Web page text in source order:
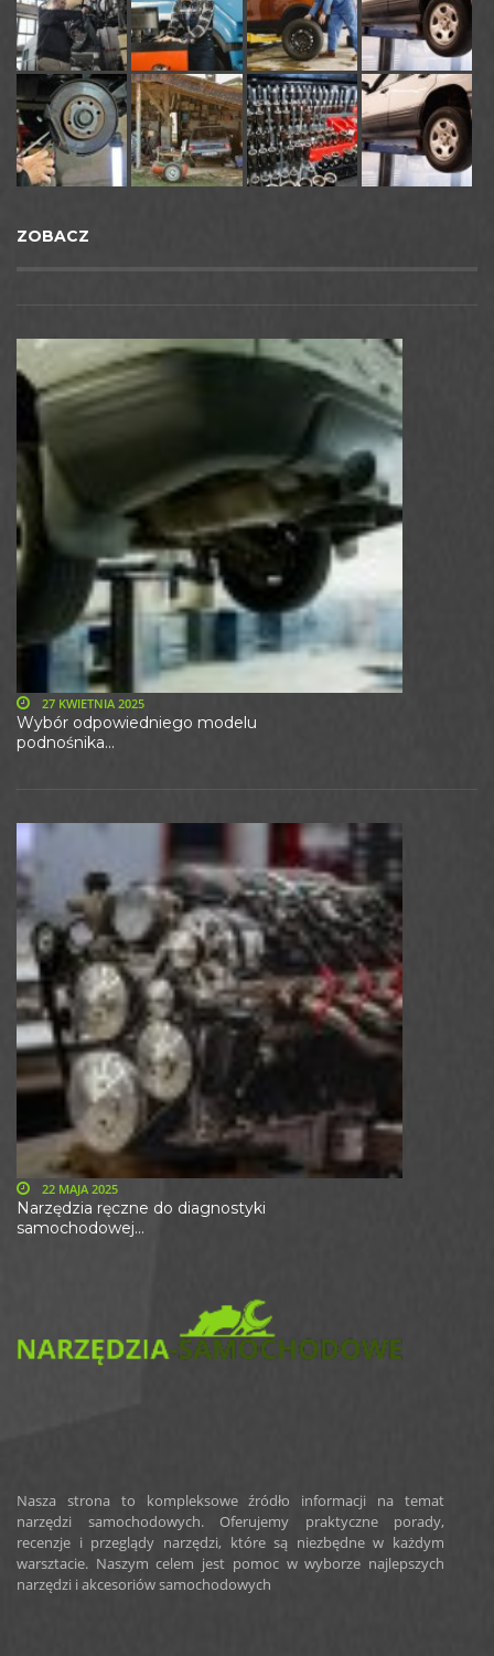
ZOBACZ
Wybór odpowiedniego modelu
podnośnika...
27 KWIETNIA 2025
Narzędzia ręczne do diagnostyki
samochodowej...
22 MAJA 2025
Nasza strona to kompleksowe źródło informacji na temat
narzędzi samochodowych. Oferujemy praktyczne porady,
recenzje i przeglądy narzędzi, które są niezbędne w każdym
warsztacie. Naszym celem jest pomoc w wyborze najlepszych
narzędzi i akcesoriów samochodowych